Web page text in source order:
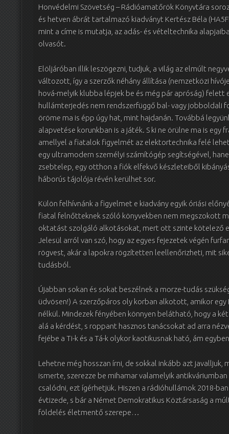
Honvédelmi Szövetség – Rádióamatőrök Könyvtára
és hetven ábrát tartalmazó kiadványt Kertész Béla
mint a címe is mutatja, az adás- és vételtechnika
olvasót.
Elöljáróban illik leszögezni, tudjuk, a világ az elmúlt
változott, így a szerzők néhány állítása (nemzetközi
hová-melyik klubba lépjek be és még pár apróság) felett
hullámterjedés nem rendszerfüggő bal- vagy jobboldali
öröme ma is épp úgy hat, mint hajdanán. Továbbá
alapvetése korunkban is a játék. S ki ne örülne ma is egy
amellyel a fiatalok figyelmét az elektortechnika felé
egy ultramodern személyi számítógép segítségével,
zsebtelep, egy otthon a fiók elfekvő készleteiből
háborús tájolója révén kerülhet sor.
Külön felhívnánk a figyelmet e kiadvány egyik óriási
fiatal felnőtteknek szóló könyvekben nem megszokott
oktatást szolgáló alkotásokat, mert ott szinte kötelező
Jelesül arról van szó, hogy az egyes fejezetek végén
rögvest, akár a lapokra rögzítetten leellenőrizheti, mit
tudásból.
Újabban sokan és sokat beszélnek a morze-tudás
üdvösen!) A szerzőpáros oly korban alkotott, amikor
nélkül. Mindezek fényében könnyen belátható, hogy a
alá a kérdést, s roppant hasznos tanácsokat ad arra
fejébe a Ti-k és a Tá-k olykor kaotikusnak ható, ám
Lehetne még hosszan írni, de sokkal inkább azt javalljuk,
ismerte, szerezze be mihamar valamelyik
csalódni, ezt ígérhetjük. Hiszen a rádióhullámok 2018-
évtizede, s bár a Német Demokratikus Köztársaság a
földelés életmentő szerepe…